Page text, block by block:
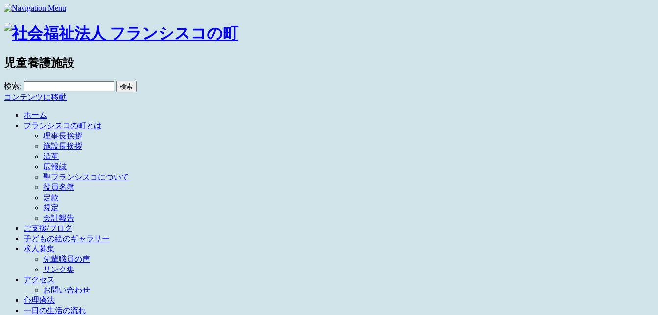
児童養護施設
検索:
コンテンツに移動
ホーム
フランシスコの町とは
理事長挨拶
施設長挨拶
沿革
広報誌
聖フランシスコについて
役員名簿
定款
規定
会計報告
ご支援/ブログ
子どもの絵のギャラリー
求人募集
先輩職員の声
リンク集
アクセス
お問い合わせ
心理療法
一日の生活の流れ